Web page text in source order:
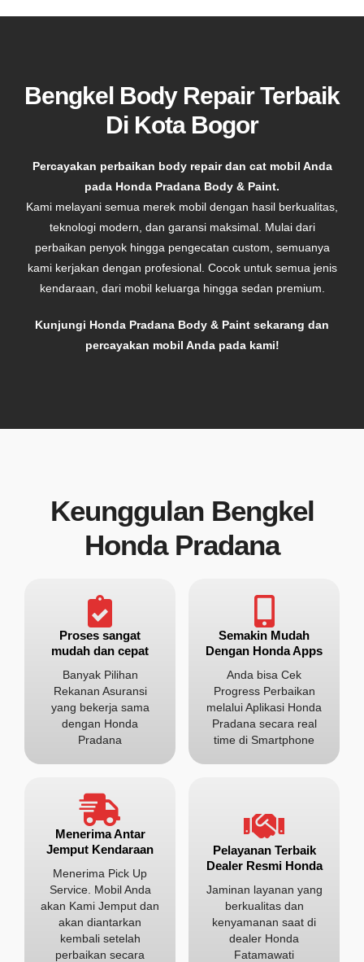
Bengkel Body Repair Terbaik
Di Kota Bogor
Percayakan perbaikan body repair dan cat mobil Anda
pada Honda Pradana Body & Paint.
Kami melayani semua merek mobil dengan hasil berkualitas,
teknologi modern, dan garansi maksimal. Mulai dari
perbaikan penyok hingga pengecatan custom, semuanya
kami kerjakan dengan profesional. Cocok untuk semua jenis
kendaraan, dari mobil keluarga hingga sedan premium.
Kunjungi Honda Pradana Body & Paint sekarang dan
percayakan mobil Anda pada kami!
Keunggulan Bengkel
Honda Pradana
Proses sangat
mudah dan cepat
Banyak Pilihan
Rekanan Asuransi
yang bekerja sama
dengan Honda
Pradana
Semakin Mudah
Dengan Honda Apps
Anda bisa Cek
Progress Perbaikan
melalui Aplikasi Honda
Pradana secara real
time di Smartphone
Menerima Antar
Jemput Kendaraan
Menerima Pick Up
Service. Mobil Anda
akan Kami Jemput dan
akan diantarkan
kembali setelah
perbaikan secara
Pelayanan Terbaik
Dealer Resmi Honda
Jaminan layanan yang
berkualitas dan
kenyamanan saat di
dealer Honda
Fatamawati